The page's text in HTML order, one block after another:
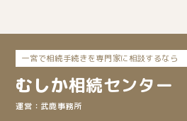
一宮で相続手続きを専門家に相談するなら
むしか相続センター
武鹿事務所